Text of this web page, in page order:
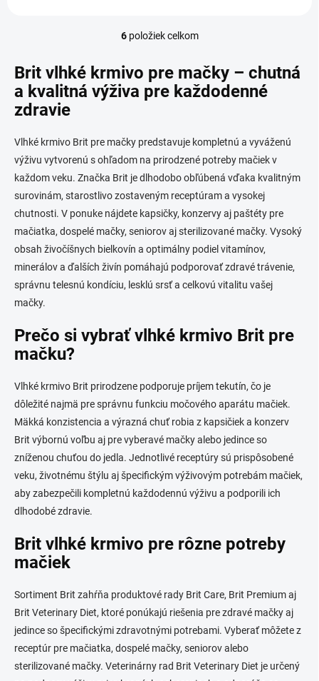
O
l
á
d
i
e
p
r
v
y
v
ý
i
s
6položiek celkom
Brit vlhké krmivo pre mačky – chutná
a kvalitná výživa pre každodenné
zdravie
Vlhké krmivo Brit pre mačky predstavuje kompletnú a vyváženú
výživu vytvorenú s ohľadom na prirodzené potreby mačiek v
každom veku. Značka Brit je dlhodobo obľúbená vďaka kvalitným
surovinám, starostlivo zostaveným receptúram a vysokej
chutnosti. V ponuke nájdete kapsičky, konzervy aj paštéty pre
mačiatka, dospelé mačky, seniorov aj sterilizované mačky. Vysoký
obsah živočíšnych bielkovín a optimálny podiel vitamínov,
minerálov a ďalších živín pomáhajú podporovať zdravé trávenie,
správnu telesnú kondíciu, lesklú srsť a celkovú vitalitu vašej
mačky.
Prečo si vybrať vlhké krmivo Brit pre
mačku?
Vlhké krmivo Brit prirodzene podporuje príjem tekutín, čo je
dôležité najmä pre správnu funkciu močového aparátu mačiek.
Mäkká konzistencia a výrazná chuť robia z kapsičiek a konzerv
Brit výbornú voľbu aj pre vyberavé mačky alebo jedince so
zníženou chuťou do jedla. Jednotlivé receptúry sú prispôsobené
veku, životnému štýlu aj špecifickým výživovým potrebám mačiek,
aby zabezpečili kompletnú každodennú výživu a podporili ich
dlhodobé zdravie.
Brit vlhké krmivo pre rôzne potreby
mačiek
Sortiment Brit zahŕňa produktové rady Brit Care, Brit Premium aj
Brit Veterinary Diet, ktoré ponúkajú riešenia pre zdravé mačky aj
jedince so špecifickými zdravotnými potrebami. Vyberať môžete z
receptúr pre mačiatka, dospelé mačky, seniorov alebo
sterilizované mačky. Veterinárny rad Brit Veterinary Diet je určený